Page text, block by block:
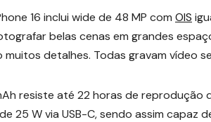
16 inclui wide de 48 MP com OIS
belas cenas em grandes
detalhes. Todas gravam vídeo
resiste até 22 horas de reprodução
25 W via USB-C, sendo assim capaz